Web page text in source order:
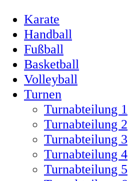
Karate
Handball
Fußball
Basketball
Volleyball
Turnen
Turnabteilung 1
Turnabteilung 2
Turnabteilung 3
Turnabteilung 4
Turnabteilung 5